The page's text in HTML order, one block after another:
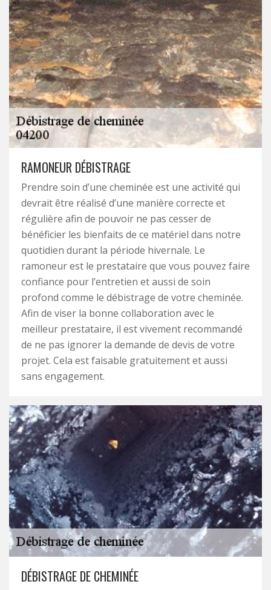
RAMONEUR DÉBISTRAGE
Prendre soin d’une cheminée est une activité qui
devrait être réalisé d’une manière correcte et
régulière afin de pouvoir ne pas cesser de
bénéficier les bienfaits de ce matériel dans notre
quotidien durant la période hivernale. Le
ramoneur est le prestataire que vous pouvez faire
confiance pour l’entretien et aussi de soin
profond comme le débistrage de votre cheminée.
Afin de viser la bonne collaboration avec le
meilleur prestataire, il est vivement recommandé
de ne pas ignorer la demande de devis de votre
projet. Cela est faisable gratuitement et aussi
sans engagement.
DÉBISTRAGE DE CHEMINÉE